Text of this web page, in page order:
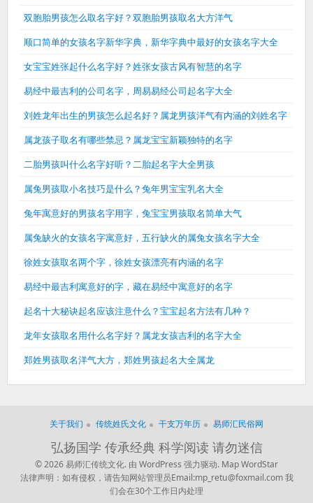
双胞胎男孩怎么取名字好？双胞胎男孩取名大方洋气
顺口简单的女孩名字新华字典，新华字典中最好的女孩名字大全
女宝宝姓张起什么名字好？姓张女孩古风有智慧的名字
易经中最吉利的公司名字，周易易经公司起名字大全
刘姓龙年出生的男孩怎么起名好？属龙男孩洋气有内涵的刘姓名字
属龙孩子取名有哪些禁忌？属龙宝宝新颖独特的名字
二胎男孩叫什么名字好听？二胎起名字大全男孩
属兔男孩取小名技巧是什么？兔年男宝宝乳名大全
兔年寓意好的男孩名字用字，兔宝宝男孩取名简单大气
属兔缺火的女孩名字寓意好，五行缺火的属兔女孩名字大全
徐姓女孩取名两个字，徐姓女孩漂亮有内涵的名字
易经中最吉利寓意好的字，藏在易经中寓意好的名字
起名十大秘诀起名应该注意什么？宝宝起名方法有几种？
龙年女孩取名用什么名字好？属龙女孩吉利的名字大全
郑姓男孩取名洋气大方，郑姓男孩起名大全属龙
关于我们 传统姓氏文化 干支万年历 易师汇民俗网
弘扬国学 传承经典 科学阅读 请勿迷信
© 2026 易师汇传统文化. 由 WordPress 强力驱动. MapWordStar
法律声明：如有侵权，请告知网站管理员Email:mp_retu@foxmail.com 我
们会在30个工作日内处理